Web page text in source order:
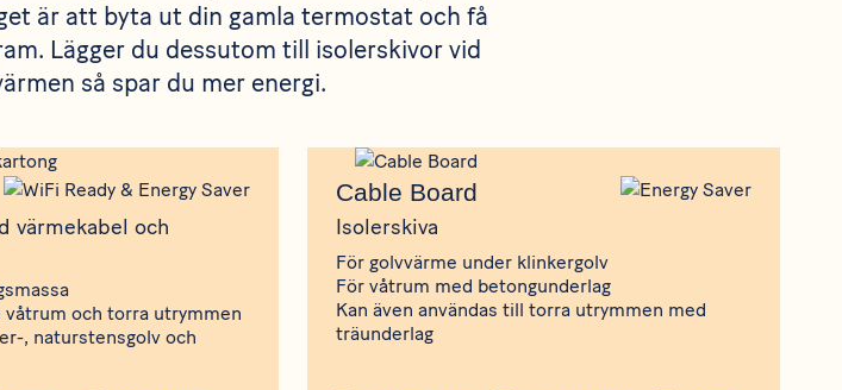
är att byta ut din gamla termostat och få
Lägger du dessutom till isolerskivor vid
så spar du mer energi.
värmekabel och
våtrum och torra utrymmen
, naturstensgolv och
Produkt
Cable Board
Isolerskiva
För golvvärme under klinkergolv
För våtrum med betongunderlag
Kan även användas till torra utrymmen med
träunderlag
Cable Board